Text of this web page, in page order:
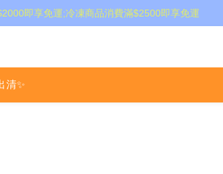
即享免運;冷凍商品消費滿$2500即享免運
清✨